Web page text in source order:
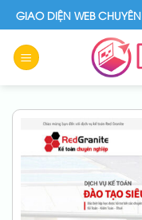
Skip
to
content
GIAO DIỆN WEB